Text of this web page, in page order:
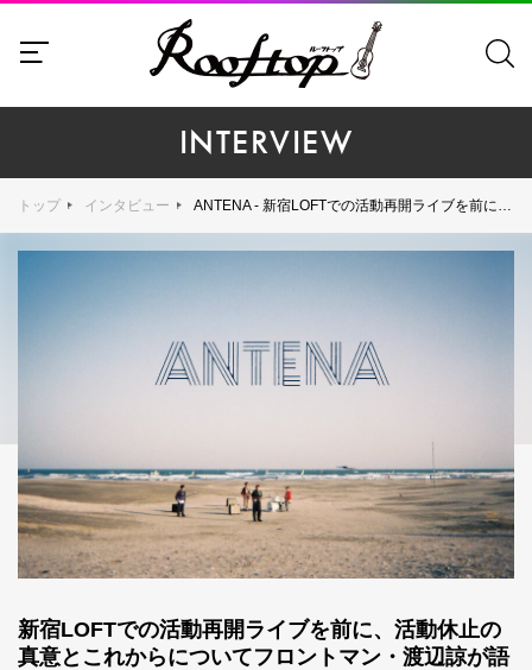
INTERVIEW
トップ インタビュー ANTENA - 新宿LOFTでの活動再開ライブを前に、活動休止の真意とこれからについてフロントマン・渡辺諒が語り尽くす
新宿LOFTでの活動再開ライブを前に、活動休止の
真意とこれからについてフロントマン・渡辺諒が語